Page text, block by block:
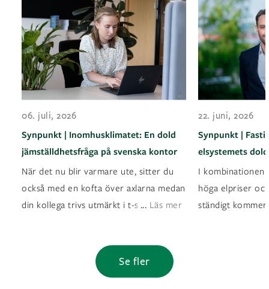
06. juli, 2026
Synpunkt | Inomhusklimatet: En dold
jämställdhetsfråga på svenska kontor
När det nu blir varmare ute, sitter du
också med en kofta över axlarna medan
din kollega trivs utmärkt i t-shirt? Det ä
... Läs mer
22. juni, 2026
Synpunkt |
elsystemets
I kombinationen
höga elpriser
ständigt
Se fler